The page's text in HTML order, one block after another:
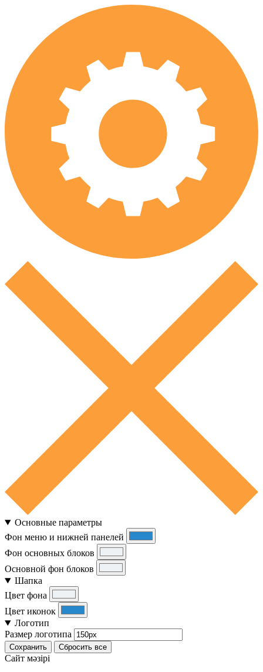
Основные параметры
Фон меню и нижней панелей
Фон основных блоков
Основной фон блоков
Шапка
Цвет фона
Цвет иконок
Логотип
Размер логотипа
Сохранить Сбросить все
Cайт мәзірі